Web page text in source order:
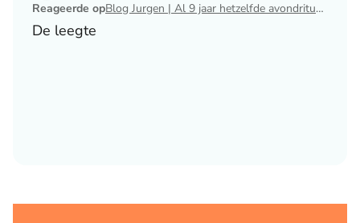
Reageerde op Blog Jurgen | Al 9 jaar hetzelfde avondritueel
De leegte